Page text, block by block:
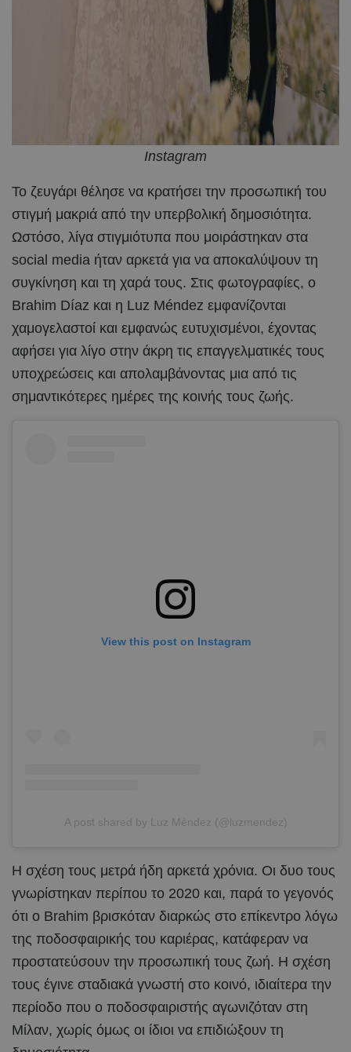
Instagram
Το ζευγάρι θέλησε να κρατήσει την προσωπική του
στιγμή μακριά από την υπερβολική δημοσιότητα.
Ωστόσο, λίγα στιγμιότυπα που μοιράστηκαν στα
social media ήταν αρκετά για να αποκαλύψουν τη
συγκίνηση και τη χαρά τους. Στις φωτογραφίες, ο
Brahim Díaz και η Luz Méndez εμφανίζονται
χαμογελαστοί και εμφανώς ευτυχισμένοι, έχοντας
αφήσει για λίγο στην άκρη τις επαγγελματικές τους
υποχρεώσεις και απολαμβάνοντας μια από τις
σημαντικότερες ημέρες της κοινής τους ζωής.
View this post on Instagram
A post shared by Luz Méndez (@luzmendez)
Η σχέση τους μετρά ήδη αρκετά χρόνια. Οι δυο τους
γνωρίστηκαν περίπου το 2020 και, παρά το γεγονός
ότι ο Brahim βρισκόταν διαρκώς στο επίκεντρο λόγω
της ποδοσφαιρικής του καριέρας, κατάφεραν να
προστατεύσουν την προσωπική τους ζωή. Η σχέση
τους έγινε σταδιακά γνωστή στο κοινό, ιδιαίτερα την
περίοδο που ο ποδοσφαιριστής αγωνιζόταν στη
Μίλαν, χωρίς όμως οι ίδιοι να επιδιώξουν τη